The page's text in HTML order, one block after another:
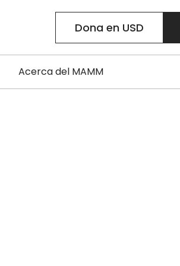
Dona en USD
Acerca del MAMM